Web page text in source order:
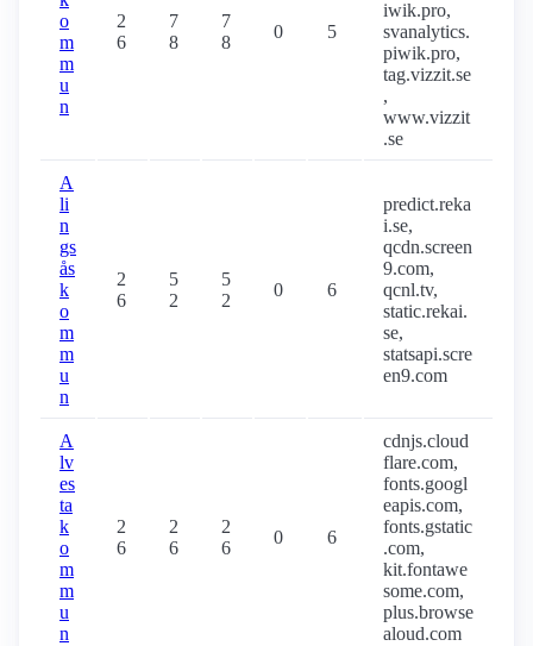
o
m
m
u
n
2
6
7
8
7
8
0 5
iwik.pro,
svanalytics.
piwik.pro,
tag.vizzit.se
,
www.vizzit
.se
A
li
n
gs
ås
k
o
m
m
u
n
2
6
5
2
5
2
0 6
predict.reka
i.se,
qcdn.screen
9.com,
qcnl.tv,
static.rekai.
se,
statsapi.scre
en9.com
A
lv
es
ta
k
o
m
m
u
n
2
6
2
6
2
6
0 6
cdnjs.cloud
flare.com,
fonts.googl
eapis.com,
fonts.gstatic
.com,
kit.fontawe
some.com,
plus.browse
aloud.com